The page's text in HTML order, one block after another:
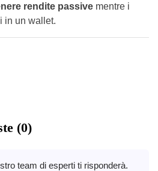
rendite passive mentre i
in un wallet.
(0)
team di esperti ti risponderà.